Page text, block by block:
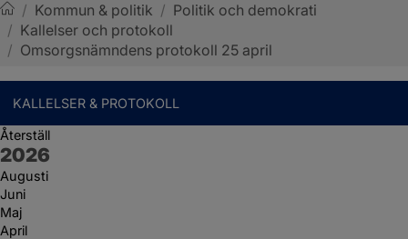
Sotenäs kommun
/ Kommun & politik / Politik och demokrati
/ Kallelser och protokoll
/ Omsorgsnämndens protokoll 25 april
KALLELSER & PROTOKOLL
Återställ
År:
2026
Augusti
Juni
Maj
April